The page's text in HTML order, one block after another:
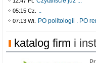
05:15 Cz. ..
07:13 Wt. PO politologii . PO
katalog firm i